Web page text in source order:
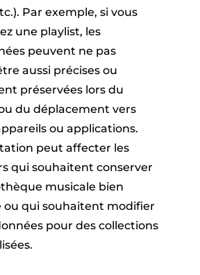
Par exemple, si vous
une playlist, les
peuvent ne pas
aussi précises ou
préservées lors du
du déplacement vers
ou applications.
peut affecter les
qui souhaitent conserver
musicale bien
ou qui souhaitent modifier
pour des collections